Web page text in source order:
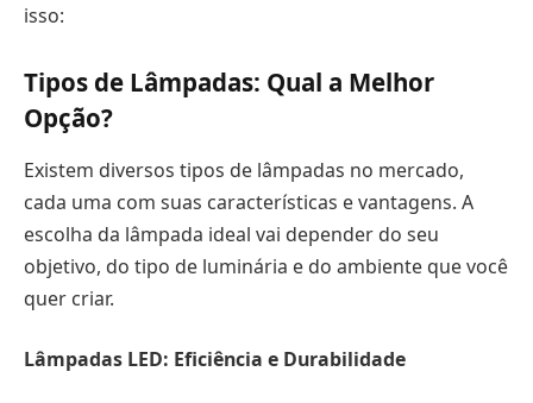
isso:
Tipos de Lâmpadas: Qual a Melhor
Opção?
Existem diversos tipos de lâmpadas no mercado,
cada uma com suas características e vantagens. A
escolha da lâmpada ideal vai depender do seu
objetivo, do tipo de luminária e do ambiente que você
quer criar.
Lâmpadas LED: Eficiência e Durabilidade